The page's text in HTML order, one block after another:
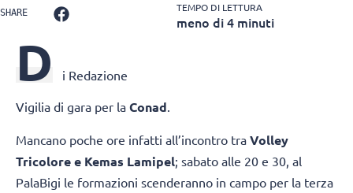
SHARE TEMPO DI LETTURA
meno di 4 minuti
D i Redazione
Vigilia di gara per la Conad.
Mancano poche ore infatti all’incontro tra Volley
Tricolore e Kemas Lamipel; sabato alle 20 e 30, al
PalaBigi le formazioni scenderanno in campo per la terza